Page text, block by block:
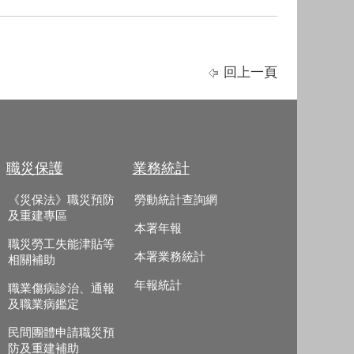
回上一頁
職災保護
《災保法》職災預防
及重建專區
職災勞工失能津貼等
相關補助
職業傷病診治、通報
及職業病鑑定
民間團體申請職災預
防及重建補助
業務統計
勞動統計查詢網
本署年報
本署業務統計
年報統計